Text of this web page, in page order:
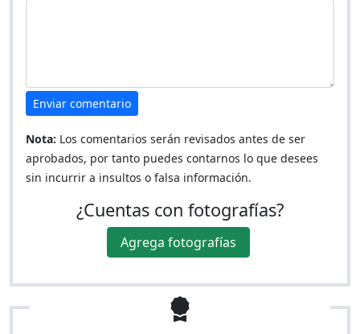
Enviar comentario
Nota: Los comentarios serán revisados antes de ser
aprobados, por tanto puedes contarnos lo que desees
sin incurrir a insultos o falsa información.
¿Cuentas con fotografías?
Agrega fotografías